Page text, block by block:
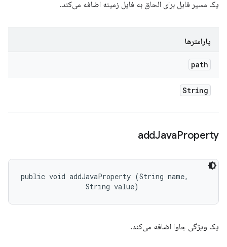
یک مسیر فایل برای الحاق به فایل زمینه اضافه می‌کند.
پارامترها
path
String
addJavaProperty
public void addJavaProperty (String name,
                String value)
یک ویژگی جاوا اضافه می‌کند.